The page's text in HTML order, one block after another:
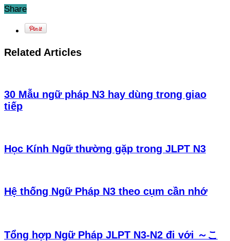
Share
Related Articles
30 Mẫu ngữ pháp N3 hay dùng trong giao
tiếp
Học Kính Ngữ thường gặp trong JLPT N3
Hệ thống Ngữ Pháp N3 theo cụm cần nhớ
Tổng hợp Ngữ Pháp JLPT N3-N2 đi với ～こ